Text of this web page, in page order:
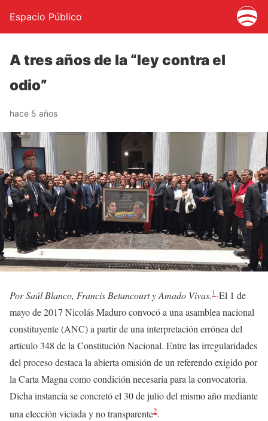
Espacio Público
A tres años de la “ley contra el
odio”
hace 5 años
Por Saúl Blanco, Francis Betancourt y Amado Vivas.1-El 1 de
mayo de 2017 Nicolás Maduro convocó a una asamblea nacional
constituyente (ANC) a partir de una interpretación errónea del
artículo 348 de la Constitución Nacional. Entre las irregularidades
del proceso destaca la abierta omisión de un referendo exigido por
la Carta Magna como condición necesaria para la convocatoria.
Dicha instancia se concretó el 30 de julio del mismo año mediante
una elección viciada y no transparente2.